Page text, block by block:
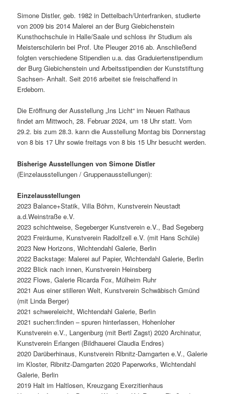
Simone Distler, geb. 1982 in Dettelbach/Unterfranken, studierte
von 2009 bis 2014 Malerei an der Burg Giebichenstein
Kunsthochschule in Halle/Saale und schloss ihr Studium als
Meisterschülerin bei Prof. Ute Pleuger 2016 ab. Anschließend
folgten verschiedene Stipendien u.a. das Graduiertenstipendium
der Burg Giebichenstein und Arbeitsstipendien der Kunststiftung
Sachsen- Anhalt. Seit 2016 arbeitet sie freischaffend in
Erdeborn.
Die Eröffnung der Ausstellung „Ins Licht“ im Neuen Rathaus
findet am Mittwoch, 28. Februar 2024, um 18 Uhr statt. Vom
29.2. bis zum 28.3. kann die Ausstellung Montag bis Donnerstag
von 8 bis 17 Uhr sowie freitags von 8 bis 15 Uhr besucht werden.
Bisherige Ausstellungen von Simone Distler
(Einzelausstellungen / Gruppenausstellungen):
Einzelausstellungen
2023 Balance+Statik, Villa Böhm, Kunstverein Neustadt
a.d.Weinstraße e.V.
2023 schichtweise, Segeberger Kunstverein e.V., Bad Segeberg
2023 Freiräume, Kunstverein Radolfzell e.V. (mit Hans Schüle)
2023 New Horizons, Wichtendahl Galerie, Berlin
2022 Backstage: Malerei auf Papier, Wichtendahl Galerie, Berlin
2022 Blick nach innen, Kunstverein Heinsberg
2022 Flows, Galerie Ricarda Fox, Mülheim Ruhr
2021 Aus einer stilleren Welt, Kunstverein Schwäbisch Gmünd
(mit Linda Berger)
2021 schwereleicht, Wichtendahl Galerie, Berlin
2021 suchen:finden – spuren hinterlassen, Hohenloher
Kunstverein e.V., Langenburg (mit Bertl Zagst) 2020 Archinatur,
Kunstverein Erlangen (Bildhauerei Claudia Endres)
2020 Darüberhinaus, Kunstverein Ribnitz-Damgarten e.V., Galerie
im Kloster, Ribnitz-Damgarten 2020 Paperworks, Wichtendahl
Galerie, Berlin
2019 Halt im Haltlosen, Kreuzgang Exerzitienhaus